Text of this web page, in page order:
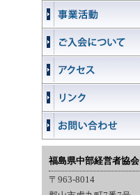
福島県中部経営者協会
〒963-8014